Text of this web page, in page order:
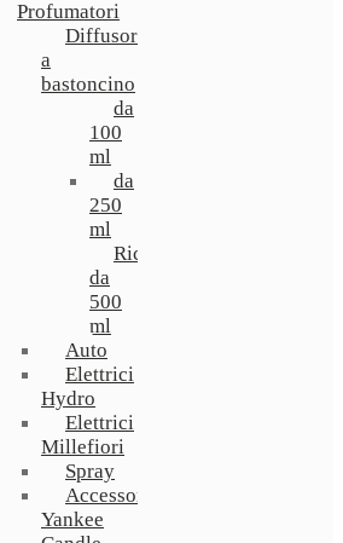
Profumatori
Diffusori
a
bastoncino
da
100
ml
da
250
ml
Ricarica
da
500
ml
Auto
Elettrici
Hydro
Elettrici
Millefiori
Spray
Accessori
Yankee